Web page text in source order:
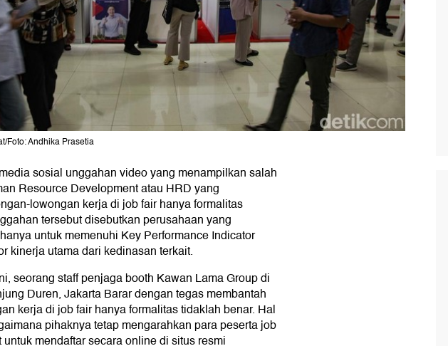
Foto: Andhika Prasetia
sosial unggahan video yang menampilkan salah
Resource Development atau HRD yang
lowongan kerja di job fair hanya formalitas
tersebut disebutkan perusahaan yang
untuk memenuhi Key Performance Indicator
kinerja utama dari kedinasan terkait.
seorang staff penjaga booth Kawan Lama Group di
Duren, Jakarta Barar dengan tegas membantah
kerja di job fair hanya formalitas tidaklah benar. Hal
pihaknya tetap mengarahkan para peserta job
mendaftar secara online di situs resmi